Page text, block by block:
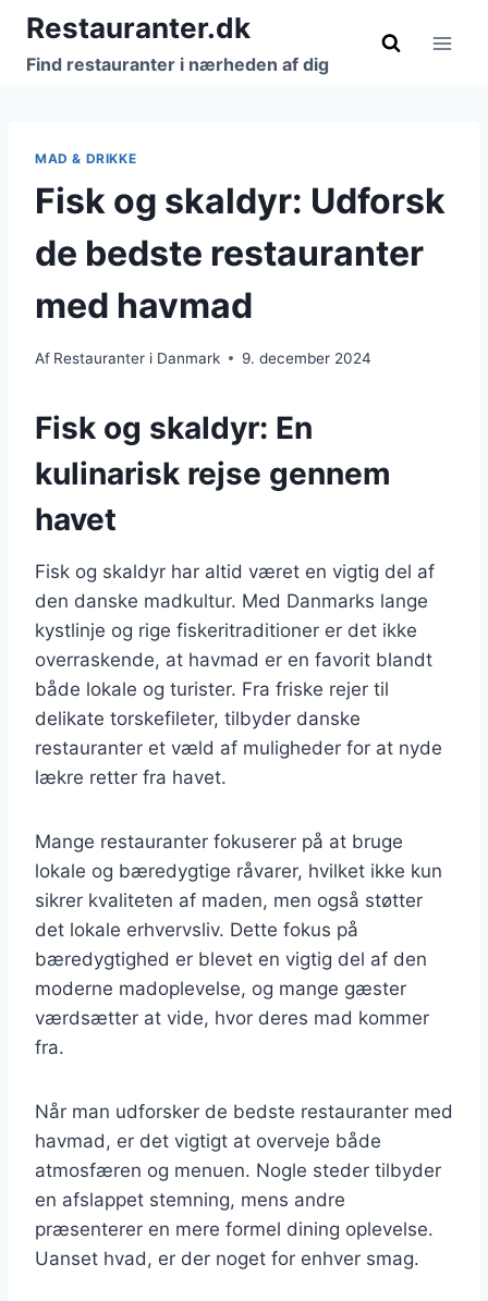
Fortsæt
indhold
Restauranter.dk
Find restauranter i nærheden af dig
MAD & DRIKKE
Fisk og skaldyr: Udforsk
de bedste restauranter
med havmad
Af Restauranter i Danmark 9. december 2024
Fisk og skaldyr: En
kulinarisk rejse gennem
havet
Fisk og skaldyr har altid været en vigtig del af
den danske madkultur. Med Danmarks lange
kystlinje og rige fiskeritraditioner er det ikke
overraskende, at havmad er en favorit blandt
både lokale og turister. Fra friske rejer til
delikate torskefileter, tilbyder danske
restauranter et væld af muligheder for at nyde
lækre retter fra havet.
Mange restauranter fokuserer på at bruge
lokale og bæredygtige råvarer, hvilket ikke kun
sikrer kvaliteten af maden, men også støtter
det lokale erhvervsliv. Dette fokus på
bæredygtighed er blevet en vigtig del af den
moderne madoplevelse, og mange gæster
værdsætter at vide, hvor deres mad kommer
fra.
Når man udforsker de bedste restauranter med
havmad, er det vigtigt at overveje både
atmosfæren og menuen. Nogle steder tilbyder
en afslappet stemning, mens andre
præsenterer en mere formel dining oplevelse.
Uanset hvad, er der noget for enhver smag.